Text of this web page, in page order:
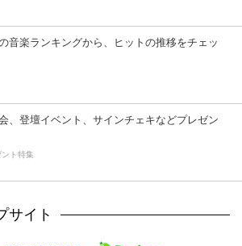
音楽ランキングから、ヒットの推移をチェッ
、登壇イベント、サインチェキなどプレゼン
ント特集
サイト